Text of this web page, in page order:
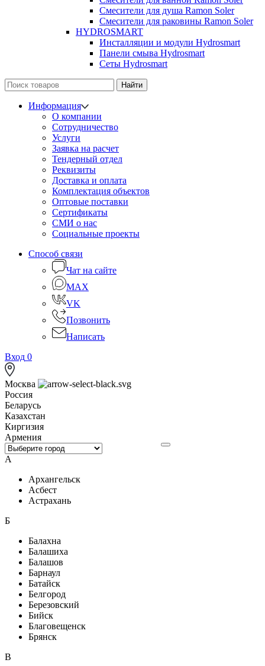
Смесители для душа Ramon Soler
Смесители для раковины Ramon Soler
HYDROSMART
Инсталляции и модули Hydrosmart
Панели смыва Hydrosmart
Сеты Hydrosmart
Найти
Информация
О компании
Сотрудничество
Услуги
Заявка на расчет
Тендерный отдел
Реквизиты
Доставка и оплата
Комплектация объектов
Оптовые поставки
Сертификаты
СМИ о нас
Социальные проекты
Способ связи
Чат на сайте
MAX
VK
Позвонить
Написать
Вход 0
Москва
Россия
Беларусь
Казахстан
Киргизия
Армения
А
Архангельск
Асбест
Астрахань
Б
Балахна
Балашиха
Балашов
Барнаул
Батайск
Белгород
Березовский
Бийск
Благовещенск
Брянск
В